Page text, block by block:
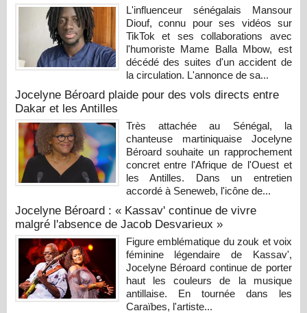
L'influenceur sénégalais Mansour
Diouf, connu pour ses vidéos sur
TikTok et ses collaborations avec
l'humoriste Mame Balla Mbow, est
décédé des suites d'un accident de
la circulation. L'annonce de sa...
Jocelyne Béroard plaide pour des vols directs entre
Dakar et les Antilles
Très attachée au Sénégal, la
chanteuse martiniquaise Jocelyne
Béroard souhaite un rapprochement
concret entre l'Afrique de l'Ouest et
les Antilles. Dans un entretien
accordé à Seneweb, l'icône de...
Jocelyne Béroard : « Kassav' continue de vivre
malgré l'absence de Jacob Desvarieux »
Figure emblématique du zouk et voix
féminine légendaire de Kassav',
Jocelyne Béroard continue de porter
haut les couleurs de la musique
antillaise. En tournée dans les
Caraïbes, l'artiste...